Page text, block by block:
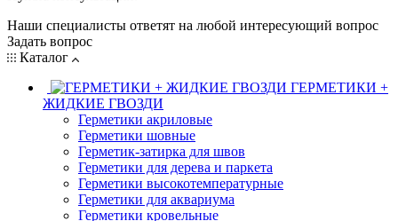
Наши специалисты ответят на любой интересующий вопрос
Задать вопрос
Каталог
ГЕРМЕТИКИ +
ЖИДКИЕ ГВОЗДИ
Герметики акриловые
Герметики шовные
Герметик-затирка для швов
Герметики для дерева и паркета
Герметики высокотемпературные
Герметики для аквариума
Герметики кровельные